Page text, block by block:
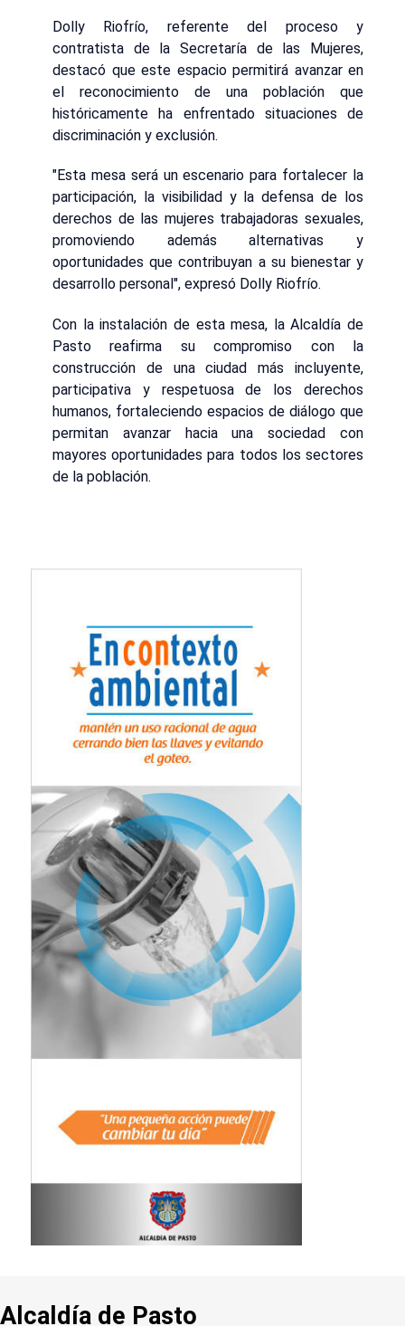
Dolly Riofrío, referente del proceso y
contratista de la Secretaría de las Mujeres,
destacó que este espacio permitirá avanzar en
el reconocimiento de una población que
históricamente ha enfrentado situaciones de
discriminación y exclusión.
"Esta mesa será un escenario para fortalecer la
participación, la visibilidad y la defensa de los
derechos de las mujeres trabajadoras sexuales,
promoviendo además alternativas y
oportunidades que contribuyan a su bienestar y
desarrollo personal", expresó Dolly Riofrío.
Con la instalación de esta mesa, la Alcaldía de
Pasto reafirma su compromiso con la
construcción de una ciudad más incluyente,
participativa y respetuosa de los derechos
humanos, fortaleciendo espacios de diálogo que
permitan avanzar hacia una sociedad con
mayores oportunidades para todos los sectores
de la población.
Alcaldía de Pasto